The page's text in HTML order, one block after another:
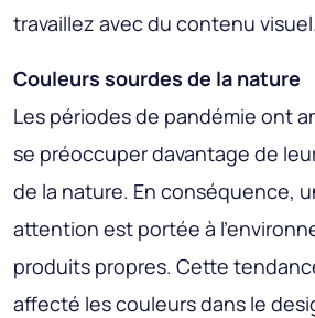
travaillez avec du contenu visuel.
Couleurs sourdes de la nature
Les périodes de pandémie ont
se préoccuper davantage de
de la nature. En conséquence,
attention est portée à
produits propres. Cette
affecté les couleurs dans le